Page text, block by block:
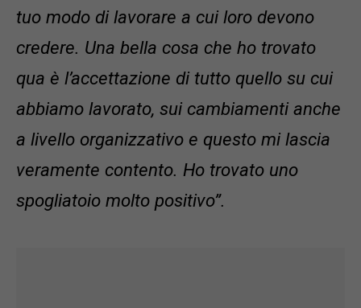
tuo modo di lavorare a cui loro devono
credere. Una bella cosa che ho trovato
qua è l’accettazione di tutto quello su cui
abbiamo lavorato, sui cambiamenti anche
a livello organizzativo e questo mi lascia
veramente contento. Ho trovato uno
spogliatoio molto positivo”.